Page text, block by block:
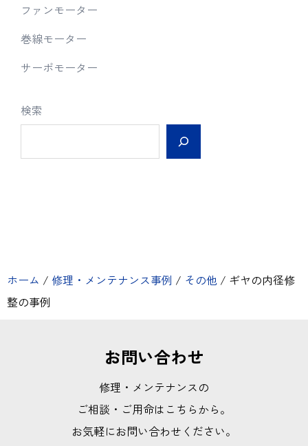
ファンモーター
巻線モーター
サーボモーター
検索
ホーム / 修理・メンテナンス事例 / その他 / ギヤの内径修
整の事例
お問い合わせ
修理・メンテナンスの
ご相談・ご用命はこちらから。
お気軽にお問い合わせください。